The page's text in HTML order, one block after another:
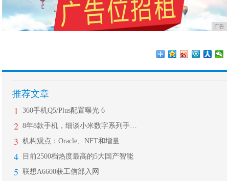
广告
推荐文章
1 360手机Q5/Plus配置曝光 6
2 8年8款手机，细谈小米数字系列手机的
3 机构观点：Oracle、NFT和增量
4 目前2500档热度最高的5大国产智能
5 联想A6600获工信部入网